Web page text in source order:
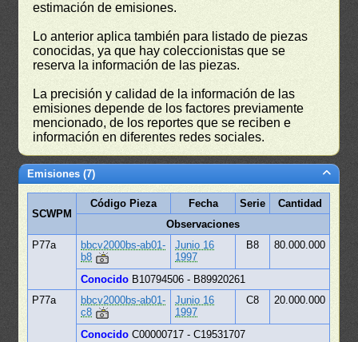
estimación de emisiones.
Lo anterior aplica también para listado de piezas
conocidas, ya que hay coleccionistas que se
reserva la información de las piezas.
La precisión y calidad de la información de las
emisiones depende de los factores previamente
mencionado, de los reportes que se reciben e
información en diferentes redes sociales.
Emisiones (7)
SCWPM
Código Pieza Fecha Serie
Cantidad
Observaciones
P77a
bbcv2000bs-ab01-
b8
Junio 16
1997
B8 80.000.000
Conocido B10794506 - B89920261
P77a
bbcv2000bs-ab01-
c8
Junio 16
1997
C8 20.000.000
Conocido C00000717 - C19531707